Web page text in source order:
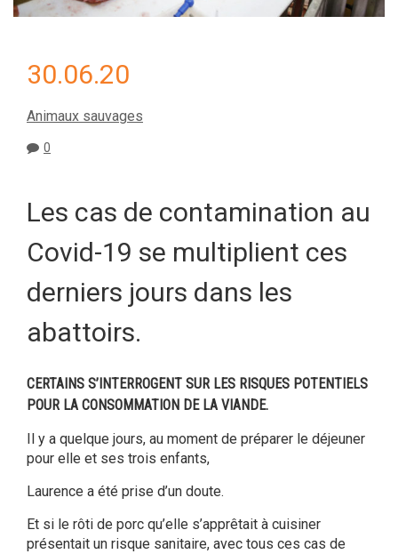
30.06.20
Animaux sauvages
0
Les cas de contamination au
Covid-19 se multiplient ces
derniers jours dans les
abattoirs.
CERTAINS S’INTERROGENT SUR LES RISQUES POTENTIELS
POUR LA CONSOMMATION DE LA VIANDE.
Il y a quelque jours, au moment de préparer le déjeuner
pour elle et ses trois enfants,
Laurence a été prise d’un doute.
Et si le rôti de porc qu’elle s’apprêtait à cuisiner
présentait un risque sanitaire, avec tous ces cas de